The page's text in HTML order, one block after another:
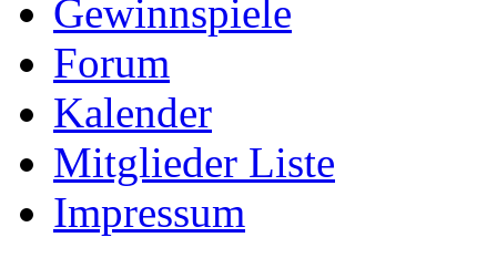
Gewinnspiele
Forum
Kalender
Mitglieder Liste
Impressum